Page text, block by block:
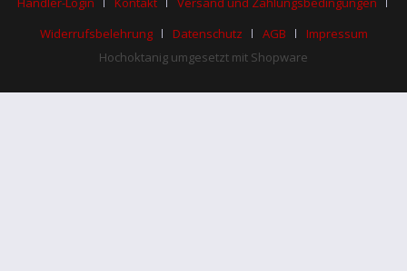
Widerrufsbelehrung
Datenschutz AGB
Impressum
Hochoktanig umgesetzt mit Shopware